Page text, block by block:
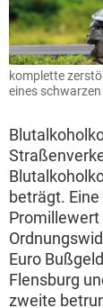
komplette
eines
beträgt.
Promillewert
Euro
Flensburg
zweite